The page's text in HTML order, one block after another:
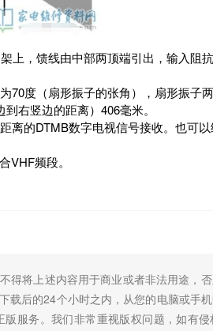
馈线由中部两顶端引出，输入阻抗
度（扇形振子的张角），扇形振子
右竖边的距离）406毫米。
的DTMB数字电视信号接收。也可以
频段。
得将上述内容用于商业或者非法用途，
后的24个小时之内，从您的电脑或手机
服务。我们非常重视版权问题，如有